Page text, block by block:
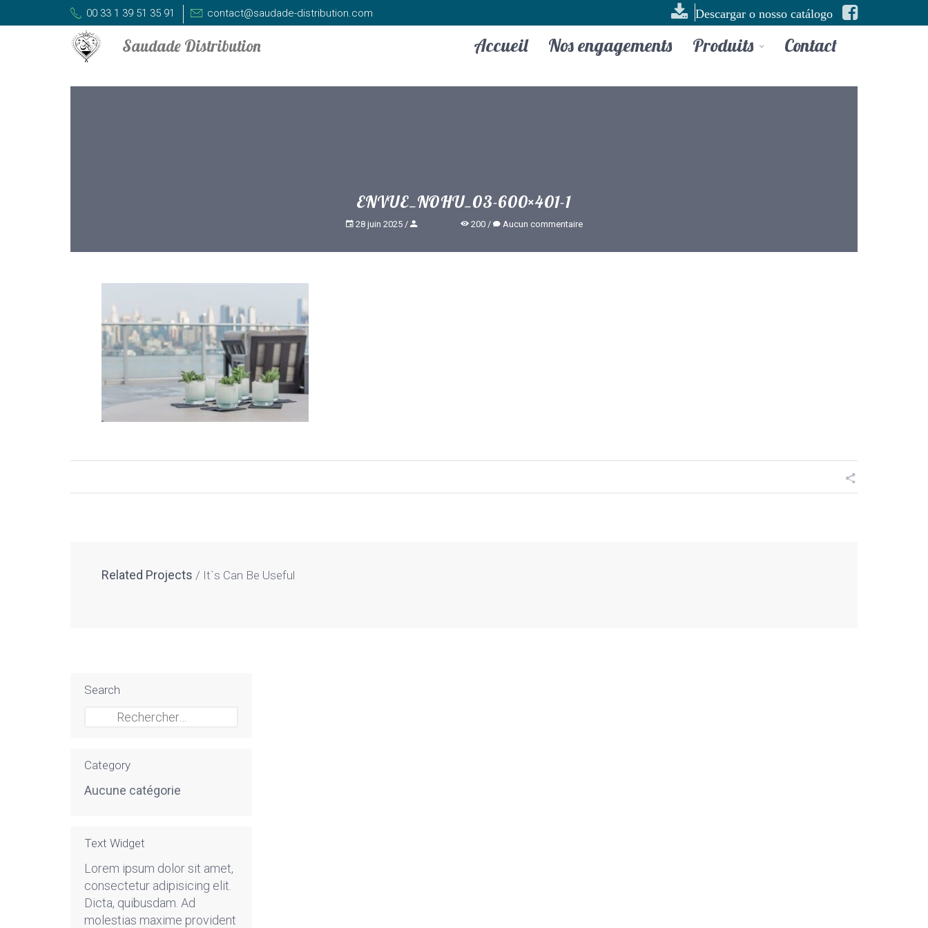
00 33 1 39 51 35 91 contact@saudade-distribution.com Descargar o nosso catálogo
Accueil Nos engagements Produits Contact
ENVUE_NOHU_03-600×401-1
28 juin 2025 200 Aucun commentaire
Related Projects It`s Can Be Useful
Search
Rechercher :
Category
Aucune catégorie
Text Widget
Lorem ipsum dolor sit amet,
consectetur adipisicing elit.
Dicta, quibusdam. Ad
molestias maxime provident